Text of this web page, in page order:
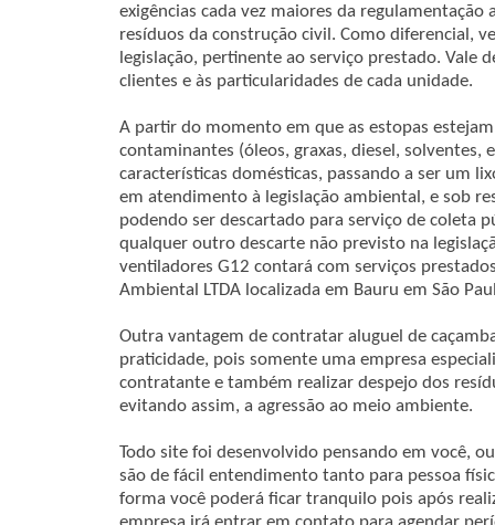
exigências cada vez maiores da
resíduos da construção civil. Como diferencial,
legislação, pertinente ao serviço prestado. Vale
clientes e às particularidades de cada unidade.
A partir do momento em que as estopas
contaminantes (óleos, graxas, diesel, solventes,
características domésticas, passando a ser um
em atendimento à legislação ambiental, e sob
podendo ser descartado para serviço de coleta
qualquer outro descarte não previsto na
ventiladores G12 contará com serviços
Ambiental LTDA localizada em Bauru em São
Outra vantagem de contratar aluguel de
praticidade, pois somente uma empresa
contratante e também realizar despejo dos
evitando assim, a agressão ao meio ambiente.
Todo site foi desenvolvido pensando em você,
são de fácil entendimento tanto para pessoa
forma você poderá ficar tranquilo pois após